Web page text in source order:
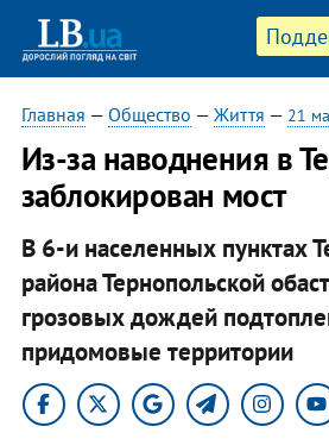
Главная — Общество — Життя — 21
Из-за наводнения в
заблокирован мост
В 6-и населенных пунктах
района Тернопольской
грозовых дождей
придомовые территории